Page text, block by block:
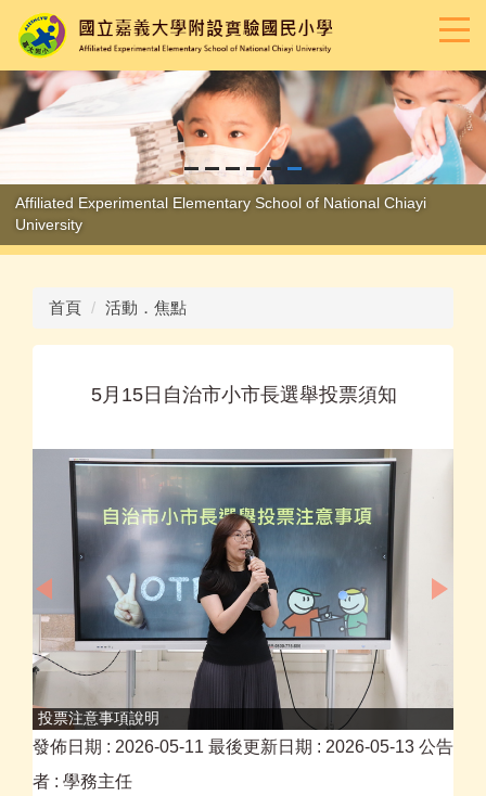
到
要
內
Affiliated Experimental Elementary School of National Chiayi
University
首頁 活動．焦點
5月15日自治市小市長選舉投票須知
投票注意事項說明
發佈日期 : 2026-05-11 最後更新日期 : 2026-05-13 公告
者 : 學務主任